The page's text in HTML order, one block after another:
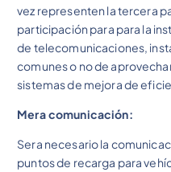
vez representen la tercera
participación para para la
de telecomunicaciones,
comunes o no de
sistemas de mejora de
Mera comunicación:
Sera necesario la
puntos de recarga para